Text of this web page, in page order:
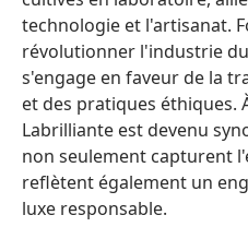
technologie et l'artisanat.
révolutionner l'industrie
s'engage en faveur de la
et des pratiques éthiques.
Labrilliante est devenu
non seulement capturent
reflètent également un
luxe responsable.